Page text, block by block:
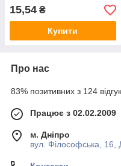
15,54 ₴
Купити
Про нас
83% позитивних з 124
Працює з 02.02.2009
м. Дніпро
вул. Філософська, 16,